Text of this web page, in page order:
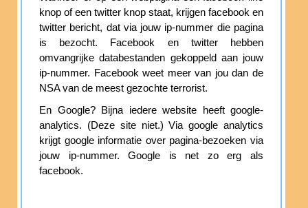
knop of een twitter knop staat, krijgen facebook en
twitter bericht, dat via jouw ip-nummer die pagina
is bezocht. Facebook en twitter hebben
omvangrijke databestanden gekoppeld aan jouw
ip-nummer. Facebook weet meer van jou dan de
NSA van de meest gezochte terrorist.
En Google? Bijna iedere website heeft google-
analytics. (Deze site niet.) Via google analytics
krijgt google informatie over pagina-bezoeken via
jouw ip-nummer. Google is net zo erg als
facebook.